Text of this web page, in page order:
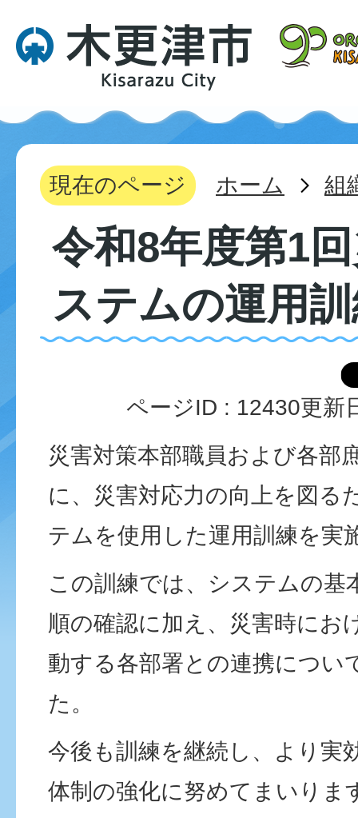
現在のページ ホーム 組
令和8年度第1
ステムの運用
ページID : 12430更新
災害対策本部職員および各部
に、災害対応力の向上を図る
テムを使用した運用訓練を実
この訓練では、システムの基
順の確認に加え、災害時にお
動する各部署との連携につい
た。
今後も訓練を継続し、より実
体制の強化に努めてまいりま